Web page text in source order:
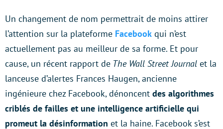
Un changement de nom permettrait de moins attirer
l’attention sur la plateforme Facebook qui n’est
actuellement pas au meilleur de sa forme. Et pour
cause, un récent rapport de The Wall Street Journal et la
lanceuse d’alertes Frances Haugen, ancienne
ingénieure chez Facebook, dénoncent des algorithmes
criblés de failles et une intelligence artificielle qui
promeut la désinformation et la haine. Facebook s’est